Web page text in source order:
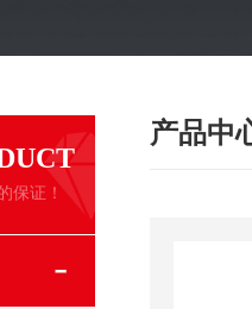
保证！
产品中